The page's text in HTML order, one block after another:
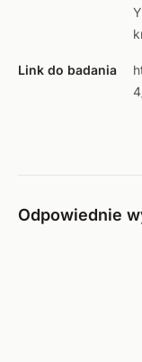
Link do badania
Odpowiednie